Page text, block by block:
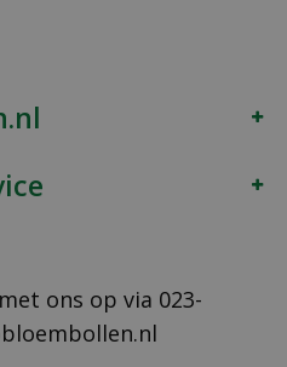
ons op via 023-